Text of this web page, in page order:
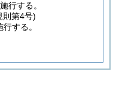
行する。
則第4号)
する。